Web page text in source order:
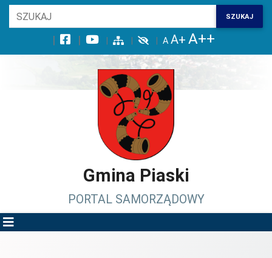
Wróć na początek strony
Przejdź do treści głównej
Przejdź do stopki
Przejdź do menu górnego
Przejdź do mapy serwisu
SZUKAJ
Gmina Piaski
PORTAL SAMORZĄDOWY